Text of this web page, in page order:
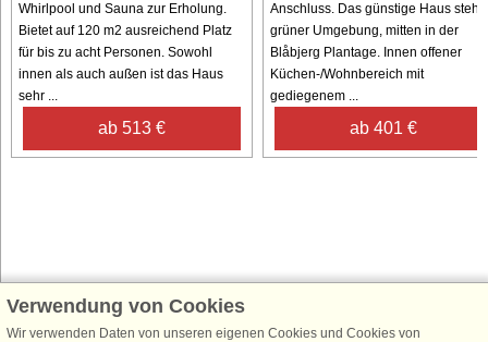
Whirlpool und Sauna zur Erholung.
Bietet auf 120 m2 ausreichend Platz
für bis zu acht Personen. Sowohl
innen als auch außen ist das Haus
sehr ...
ab 513 €
Anschluss. Das günstige Haus steht
grüner Umgebung, mitten in der
Blåbjerg Plantage. Innen offener
Küchen-/Wohnbereich mit
gediegenem ...
ab 401 €
Schließen Sie sich 100.000 Ferienhaus-Fans an
Verwendung von Cookies
Wir verwenden Daten von unseren eigenen Cookies und Cookies von